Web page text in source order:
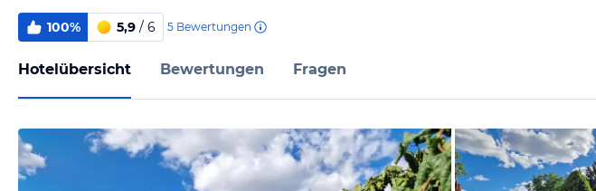
100% 5,9 / 6 5 Bewertungen
Hotelübersicht Bewertungen Fragen